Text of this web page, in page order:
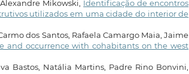
Mikowski, Identificação de encontros
utilizados em uma cidade do interior de
dos Santos, Rafaela Camargo Maia, Jaime
and occurrence with cohabitants on the west
Bastos, Natália Martins, Padre Rino Bonvini,